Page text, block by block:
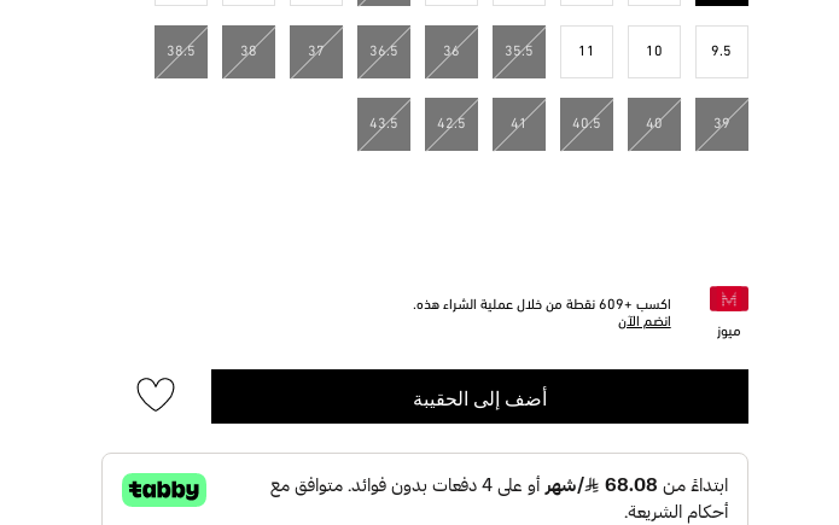
9.5
10
11
35.5
36
36.5
37
38
38.5
39
40
40.5
41
42.5
43.5
ميوز
اكسب +609 نقطة من خلال عملية الشراء هذه.
انضم الآن
أضف إلى الحقيبة